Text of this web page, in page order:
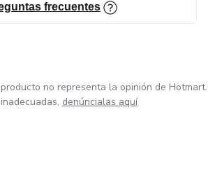
frecuentes
no representa la opinión de Hotmart.
denúncialas aquí